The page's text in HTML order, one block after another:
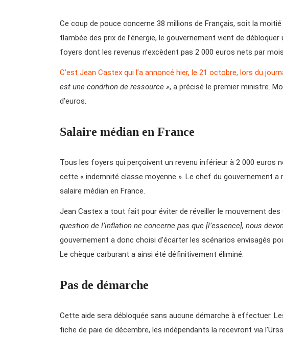
Ce coup de pouce concerne 38 millions de Français, soit la
flambée des prix de l’énergie, le gouvernement vient de
foyers dont les revenus n’excèdent pas 2 000 euros nets par
C’est Jean Castex qui l’a annoncé hier, le 21 octobre, lors du
est une condition de ressource », a précisé le premier ministre.
d’euros.
Salaire médian en France
Tous les foyers qui perçoivent un revenu inférieur à 2 000 euros
cette « indemnité classe moyenne ». Le chef du gouvernement
salaire médian en France.
Jean Castex a tout fait pour éviter de réveiller le mouvement des
question de l’inflation ne concerne pas que [l’essence], nous
gouvernement a donc choisi d’écarter les scénarios envisagés
Le chèque carburant a ainsi été définitivement éliminé.
Pas de démarche
Cette aide sera débloquée sans aucune démarche à effectuer.
fiche de paie de décembre, les indépendants la recevront via